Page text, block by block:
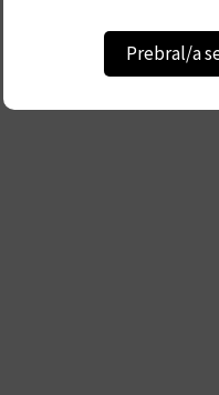
Prebral/a